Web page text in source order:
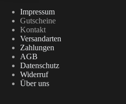
Impressum
Gutscheine
Kontakt
Versandarten
Zahlungen
AGB
Datenschutz
Widerruf
Über uns